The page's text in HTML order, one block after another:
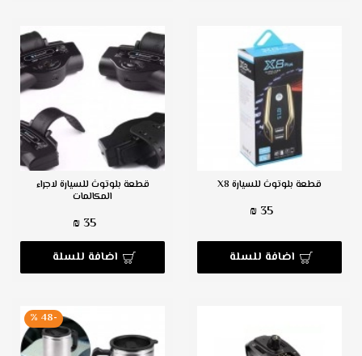
قطعة بلوتوث للسيارة X8
35 ₪
اضافة للسلة
قطعة بلوتوث للسيارة لاجراء
المكالمات
35 ₪
اضافة للسلة
-48 %